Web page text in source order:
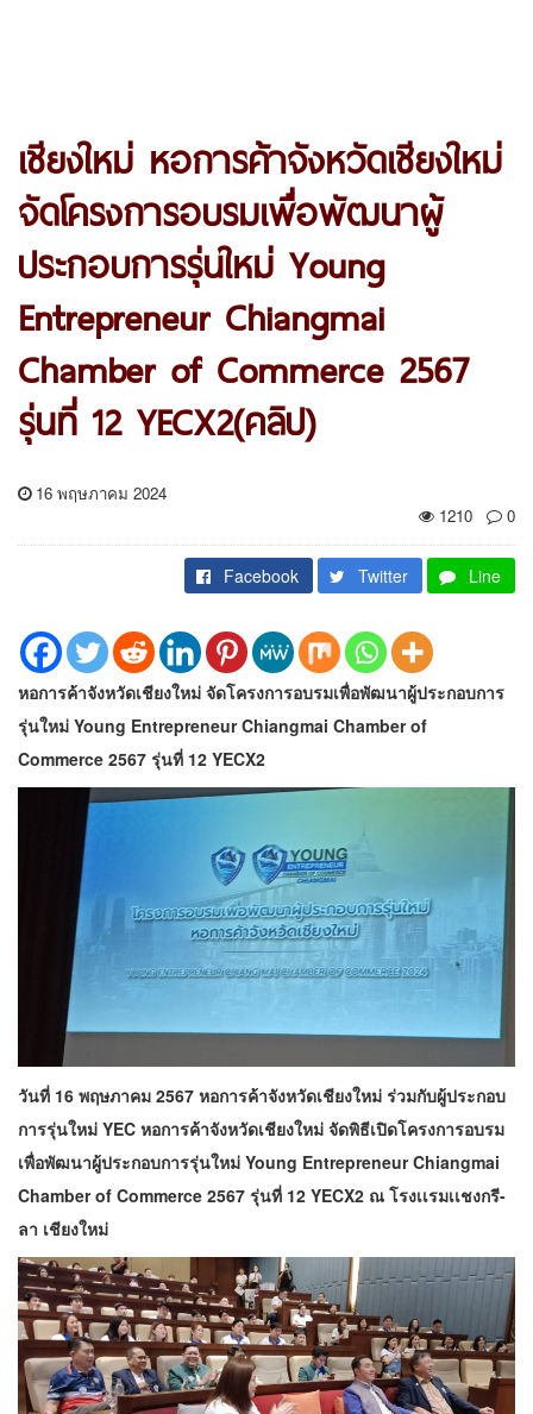
เชียงใหม่ หอการค้าจังหวัดเชียงใหม่
จัดโครงการอบรมเพื่อพัฒนาผู้
ประกอบการรุ่นใหม่ Young
Entrepreneur Chiangmai
Chamber of Commerce 2567
รุ่นที่ 12 YECX2(คลิป)
16 พฤษภาคม 2024
1210
0
Facebook Twitter Line
หอการค้าจังหวัดเชียงใหม่ จัดโครงการอบรมเพื่อพัฒนาผู้ประกอบการ
รุ่นใหม่ Young Entrepreneur Chiangmai Chamber of
Commerce 2567 รุ่นที่ 12 YECX2
วันที่ 16 พฤษภาคม 2567 หอการค้าจังหวัดเชียงใหม่ ร่วมกับผู้ประกอบ
การรุ่นใหม่ YEC หอการค้าจังหวัดเชียงใหม่ จัดพิธีเปิดโครงการอบรม
เพื่อพัฒนาผู้ประกอบการรุ่นใหม่ Young Entrepreneur Chiangmai
Chamber of Commerce 2567 รุ่นที่ 12 YECX2 ณ โรงเเรมเเชงกรี-
ลา เชียงใหม่